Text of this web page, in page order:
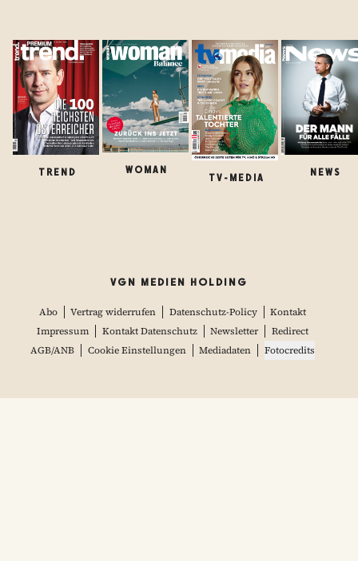
TREND WOMAN
TV-MEDIA
NEWS
VGN MEDIEN HOLDING
Abo Vertrag widerrufen Datenschutz-Policy
Kontakt
Impressum
Kontakt Datenschutz Newsletter
Redirect
AGB/ANB
Cookie Einstellungen Mediadaten Fotocredits